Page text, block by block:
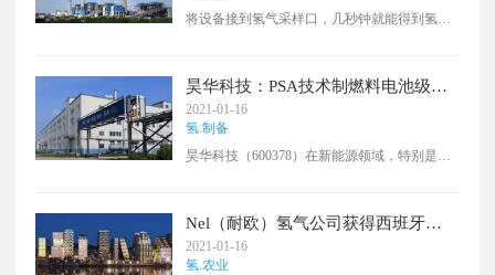
将设备接到氢气采样口，几秒钟就能得到氢气
量现场快速分析，填补国内国际空白。
昊华科技：PSA技术制燃料电池级氢
气国内市场占有率第一
2021-01-16
氢.制备
昊华科技（600378）在新能源领域，特别是在
Nel（耐欧）氢气公司获得西班牙
Iberdrola公司20兆瓦绿色化肥项目的
合同
2021-01-16
氢.农业